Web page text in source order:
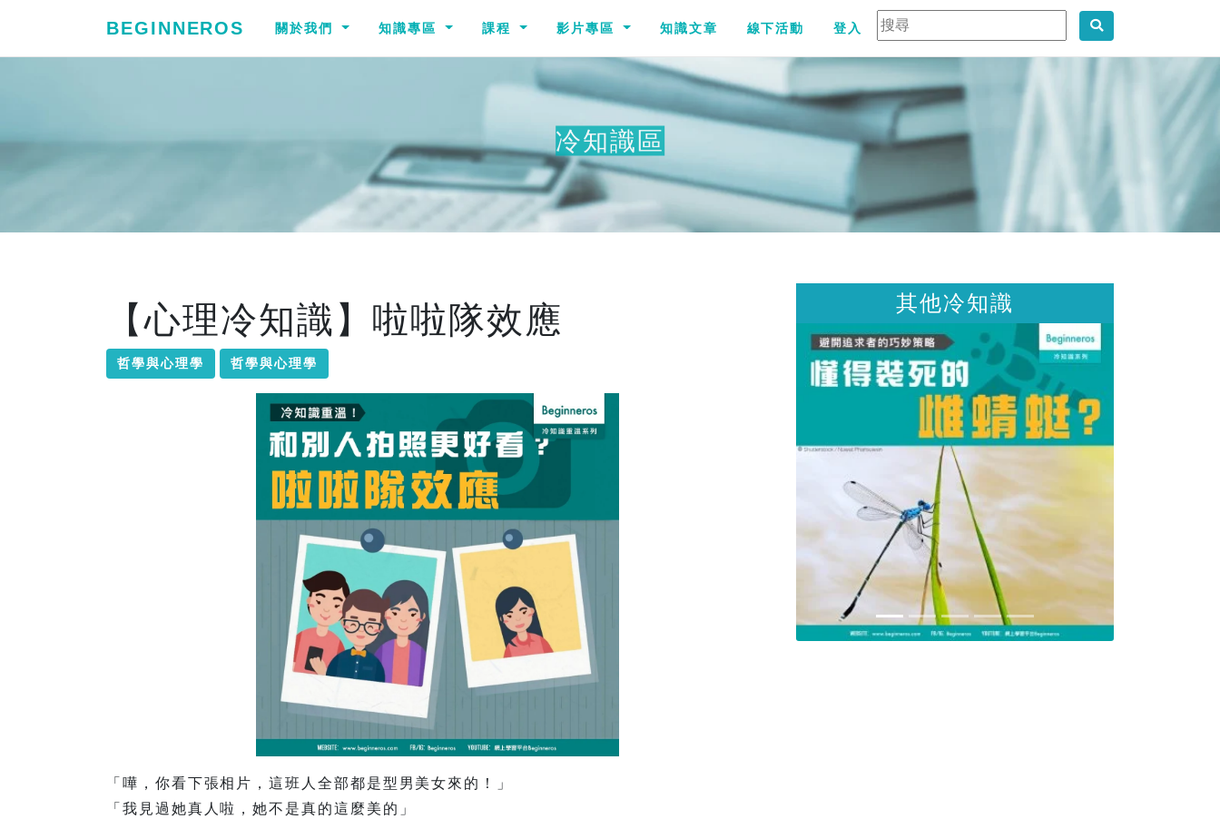
BEGINNEROS 關於我們 知識專區 課程 影片專區 知識文章 線下活動 登入
冷知識區
【心理冷知識】啦啦隊效應
哲學與心理學 哲學與心理學
「嘩，你看下張相片，這班人全部都是型男美女來的！」
「我見過她真人啦，她不是真的這麼美的」